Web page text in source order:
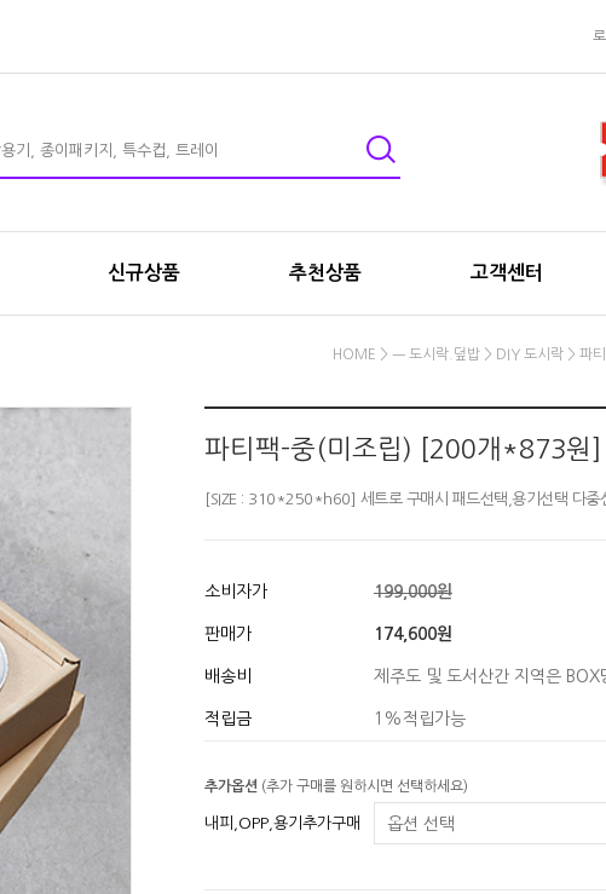
신규상품 추천상품 고객센터
HOME > ㅡ 도시락.덮밥 > DIY 도시락 > 파
파티팩-중(미조립) [200개*873원]
[SIZE : 310*250*h60] 세트로 구매시 패드선택,용기선택 다중
소비자가 199,000원
판매가 174,600원
배송비 제주도 및 도서산간 지역은
적립금 1%적립가능
추가옵션 (추가 구매를 원하시면 선택하세요)
내피,OPP,용기추가구매